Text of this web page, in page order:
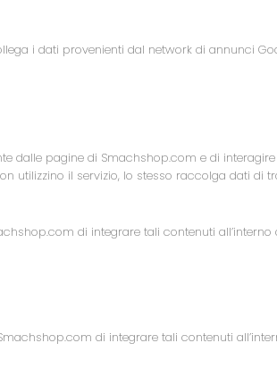
i dati provenienti dal network di annunci
dalle pagine di Smachshop.com e di
utilizzino il servizio, lo stesso raccolga dati di
di integrare tali contenuti
di integrare tali contenuti